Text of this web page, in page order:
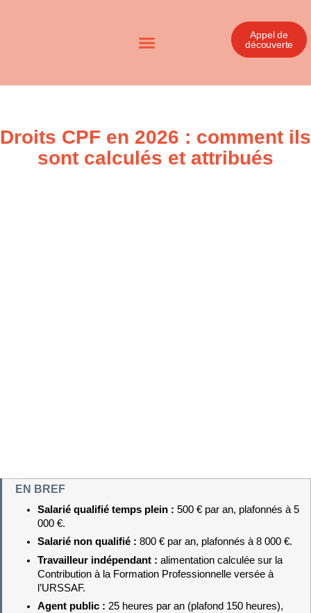
Appel de
découverte
Droits CPF en 2026 : comment ils
sont calculés et attribués
EN BREF
Salarié qualifié temps plein : 500 € par an, plafonnés à 5
000 €.
Salarié non qualifié : 800 € par an, plafonnés à 8 000 €.
Travailleur indépendant : alimentation calculée sur la
Contribution à la Formation Professionnelle versée à
l’URSSAF.
Agent public : 25 heures par an (plafond 150 heures),